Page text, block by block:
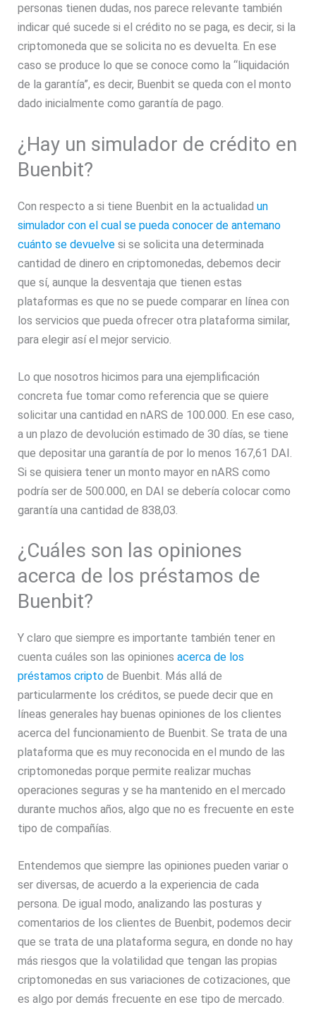
personas tienen dudas, nos parece relevante también
indicar qué sucede si el crédito no se paga, es decir, si la
criptomoneda que se solicita no es devuelta. En ese
caso se produce lo que se conoce como la “liquidación
de la garantía”, es decir, Buenbit se queda con el monto
dado inicialmente como garantía de pago.
¿Hay un simulador de crédito en
Buenbit?
Con respecto a si tiene Buenbit en la actualidadun
simulador con el cual se pueda conocer de antemano
cuánto se devuelve si se solicita una determinada
cantidad de dinero en criptomonedas, debemos decir
que sí, aunque la desventaja que tienen estas
plataformas es que no se puede comparar en línea con
los servicios que pueda ofrecer otra plataforma similar,
para elegir así el mejor servicio.
Lo que nosotros hicimos para una ejemplificación
concreta fue tomar como referencia que se quiere
solicitar una cantidad en nARS de 100.000. En ese caso,
a un plazo de devolución estimado de 30 días, se tiene
que depositar una garantía de por lo menos 167,61 DAI.
Si se quisiera tener un monto mayor en nARS como
podría ser de 500.000, en DAI se debería colocar como
garantía una cantidad de 838,03.
¿Cuáles son las opiniones
acerca de los préstamos de
Buenbit?
Y claro que siempre es importante también tener en
cuenta cuáles son las opinionesacerca de los
préstamos cripto de Buenbit. Más allá de
particularmente los créditos, se puede decir que en
líneas generales hay buenas opiniones de los clientes
acerca del funcionamiento de Buenbit. Se trata de una
plataforma que es muy reconocida en el mundo de las
criptomonedas porque permite realizar muchas
operaciones seguras y se ha mantenido en el mercado
durante muchos años, algo que no es frecuente en este
tipo de compañías.
Entendemos que siempre las opiniones pueden variar o
ser diversas, de acuerdo a la experiencia de cada
persona. De igual modo, analizando las posturas y
comentarios de los clientes de Buenbit, podemos decir
que se trata de una plataforma segura, en donde no hay
más riesgos que la volatilidad que tengan las propias
criptomonedas en sus variaciones de cotizaciones, que
es algo por demás frecuente en ese tipo de mercado.